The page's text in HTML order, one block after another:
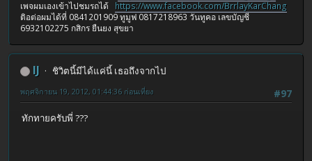
เพจผมเองเข้าไปชมรถได้ https://www.facebook.com/BrrlayKarChang
ติอต่อผมได้ที่ 0841201909 ทูมูฟ 0817218963 วันทูคอ เลขบัญชี
6932102275 กสิกร ยืนยง สุขยา
IJ
ชิวิตนี้มีได้แค่นี้ เธอถึงจากไป
#97
พฤศจิกายน 19, 2012, 01:44:36 ก่อนเที่ยง
ทักทายครับพี่ ???